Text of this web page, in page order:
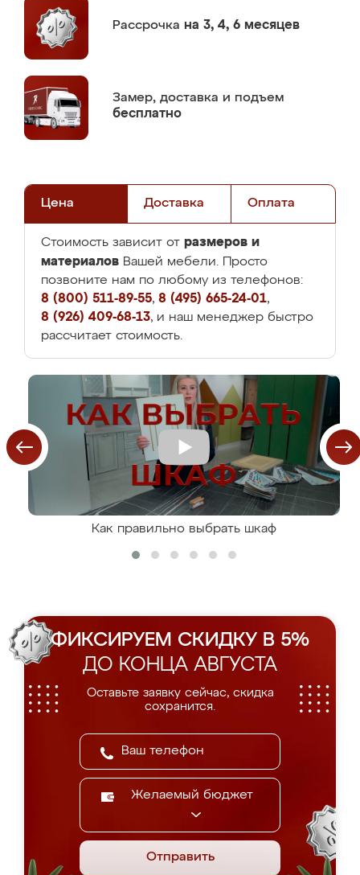
Рассрочка на 3, 4, 6 месяцев
Замер, доставка и подъем
бесплатно
Цена Доставка Оплата
Стоимость зависит от размеров и
материалов Вашей мебели. Просто
позвоните нам по любому из телефонов:
8 (800) 511-89-55, 8 (495) 665-24-01,
8 (926) 409-68-13, и наш менеджер быстро
рассчитает стоимость.
Как правильно выбрать шкаф
ФИКСИРУЕМ СКИДКУ В 5%
ДО КОНЦА АВГУСТА
Оставьте заявку сейчас, скидка
сохранится.
Желаемый бюджет
Отправить